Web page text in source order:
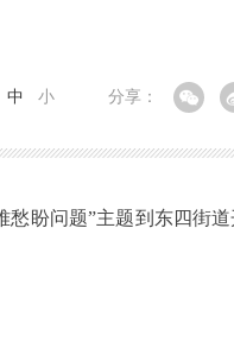
分享：
中 小
盼问题”主题到东四街道